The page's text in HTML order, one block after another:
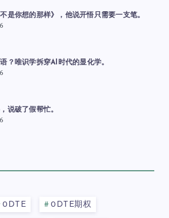
不是你想的那样》，他说开悟只需要一支笔。
？唯识学拆穿AI时代的显化学。
说破了假帮忙。
0DTE 0DTE期权